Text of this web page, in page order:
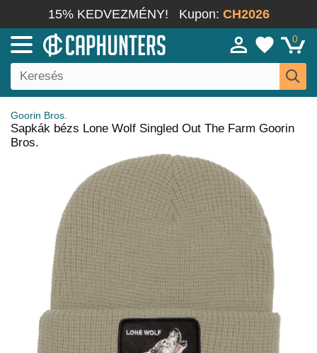
15% KEDVEZMÉNY! Kupon: CH2026
0
Goorin Bros.
Sapkák bézs Lone Wolf Singled Out The Farm Goorin
Bros.